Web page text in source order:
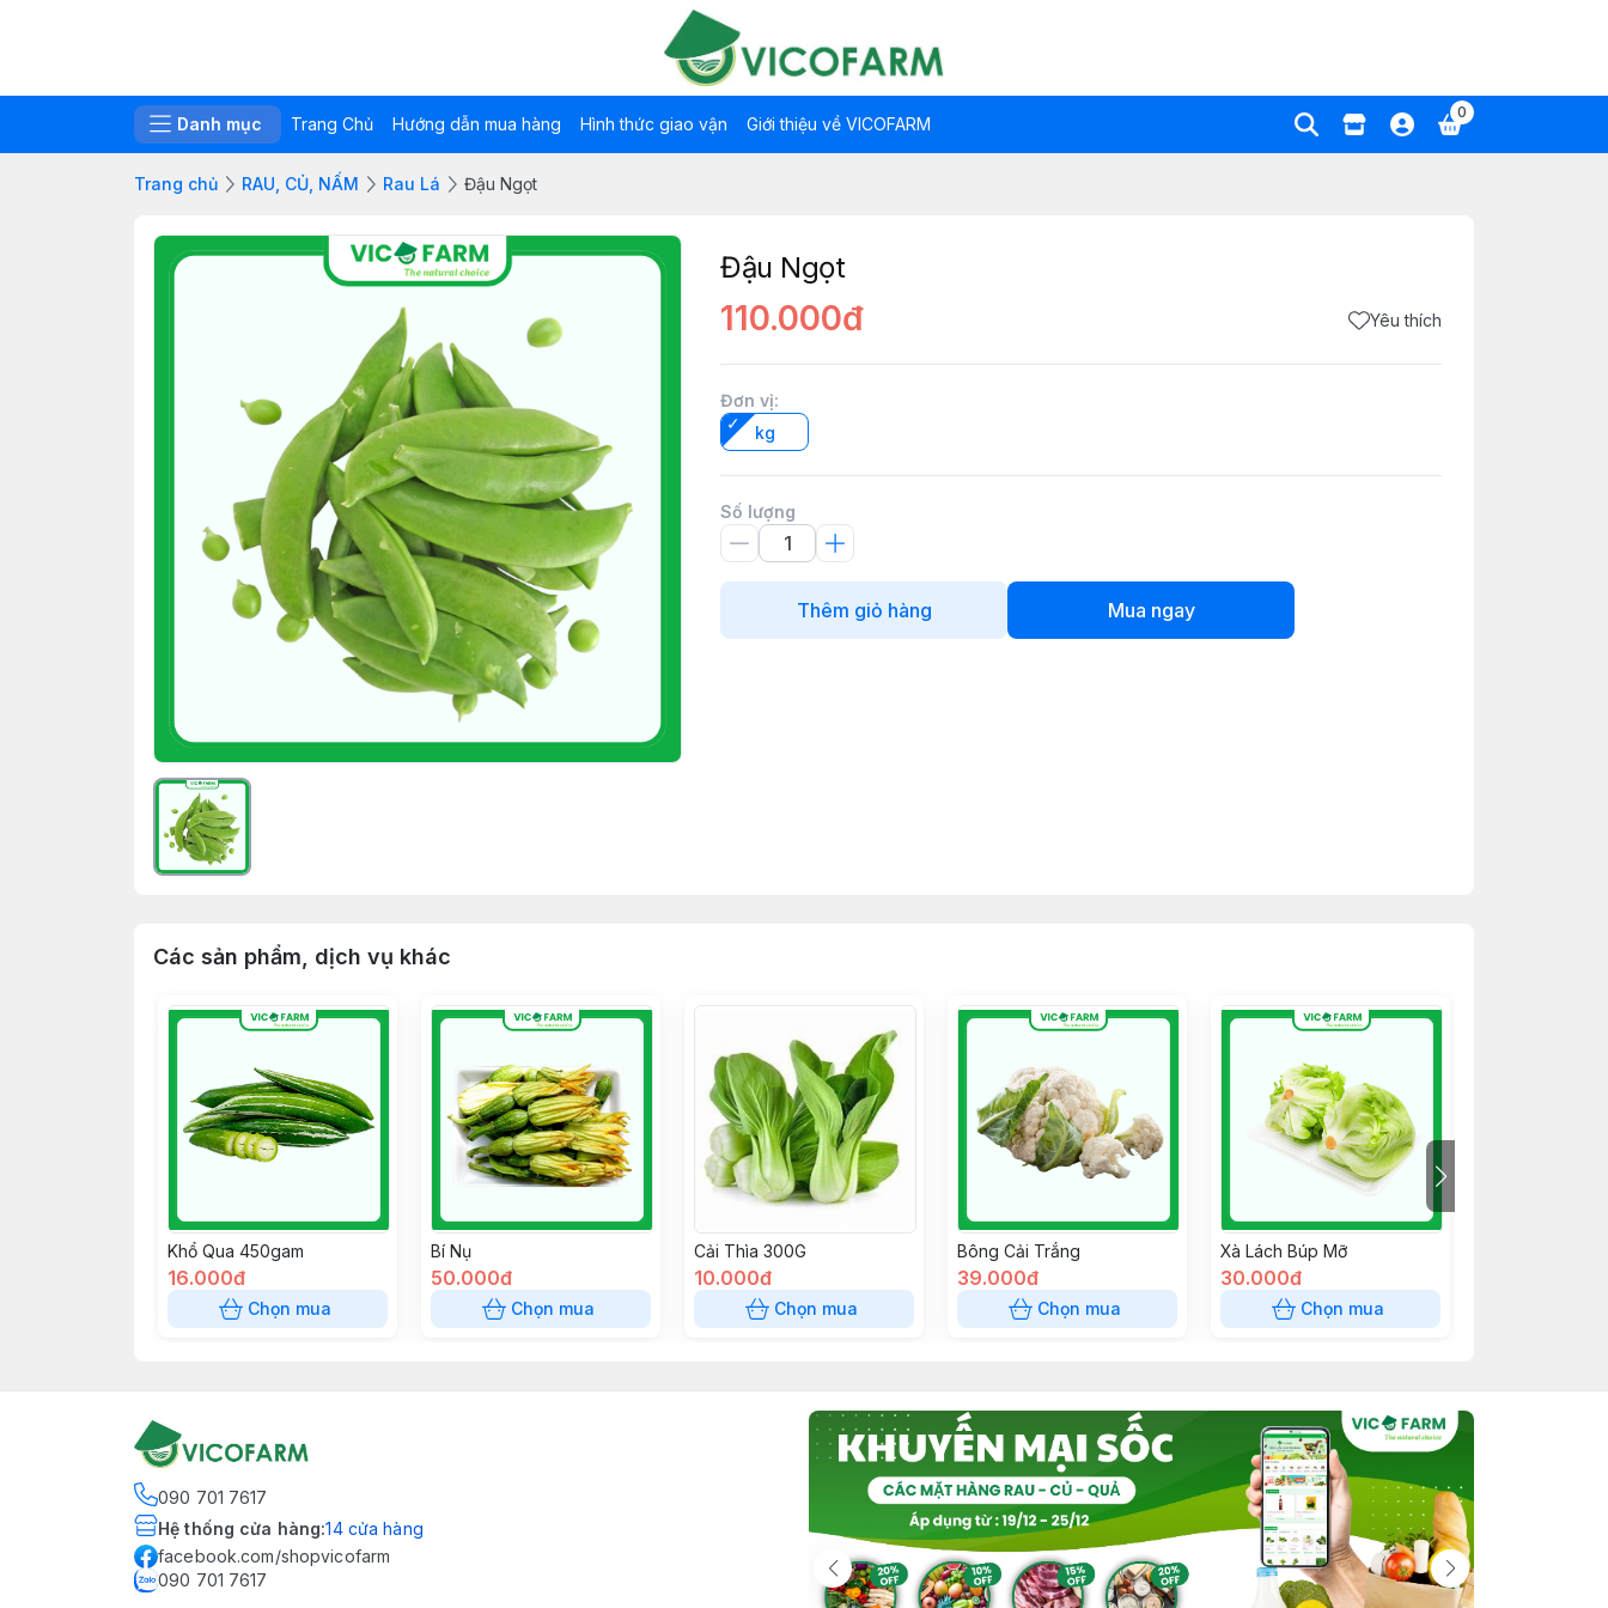
Danh mục Trang Chủ Hướng dẫn mua hàng Hình thức giao vận Giới thiệu về VICOFARM
0
Trang chủ RAU, CỦ, NẤM Rau Lá Đậu Ngọt
Đậu Ngọt
110.000đ Yêu thích
Đơn vị:
kg
Số lượng
Thêm giỏ hàng Mua ngay
Các sản phẩm, dịch vụ khác
Khổ Qua 450gam
16.000đ
Chọn mua
Bí Nụ
50.000đ
Chọn mua
Cải Thìa 300G
10.000đ
Chọn mua
Bông Cải Trắng
39.000đ
Chọn mua
Xà Lách Búp Mỡ
30.000đ
Chọn mua
090 701 7617
Hệ thống cửa hàng:14 cửa hàng
facebook.com/shopvicofarm
090 701 7617